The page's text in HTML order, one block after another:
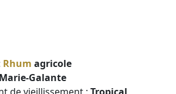
Rhum agricole
Marie-Galante
de vieillissement : Tropical